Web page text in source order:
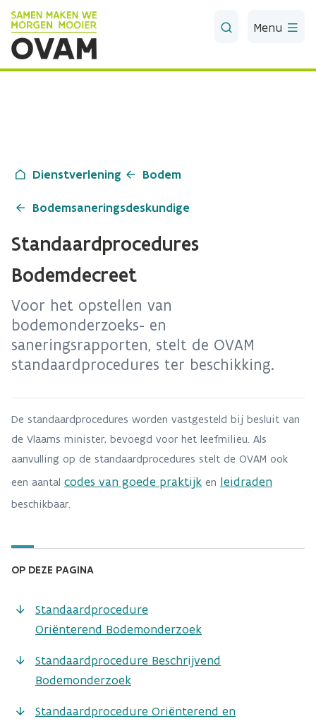
Skip to Main Content
Menu
Dienstverlening Bodem
Bodemsaneringsdeskundige
Standaardprocedures
Bodemdecreet
Voor het opstellen van
bodemonderzoeks- en
saneringsrapporten, stelt de OVAM
standaardprocedures ter beschikking.
De standaardprocedures worden vastgesteld bij besluit van
de Vlaams minister, bevoegd voor het leefmilieu. Als
aanvulling op de standaardprocedures stelt de OVAM ook
een aantal codes van goede praktijk en leidraden
beschikbaar.
OP DEZE PAGINA
Standaardprocedure
Oriënterend Bodemonderzoek
Standaardprocedure Beschrijvend
Bodemonderzoek
Standaardprocedure Oriënterend en